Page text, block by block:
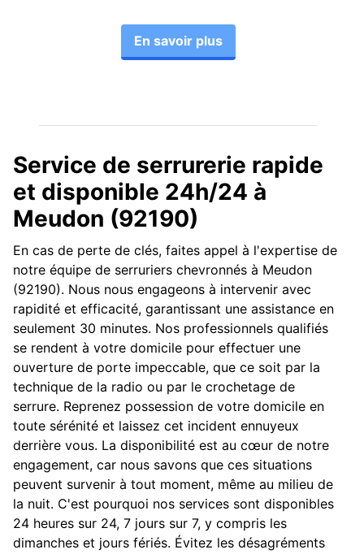
En savoir plus
Service de serrurerie rapide
et disponible 24h/24 à
Meudon (92190)
En cas de perte de clés, faites appel à l'expertise de
notre équipe de serruriers chevronnés à Meudon
(92190). Nous nous engageons à intervenir avec
rapidité et efficacité, garantissant une assistance en
seulement 30 minutes. Nos professionnels qualifiés
se rendent à votre domicile pour effectuer une
ouverture de porte impeccable, que ce soit par la
technique de la radio ou par le crochetage de
serrure. Reprenez possession de votre domicile en
toute sérénité et laissez cet incident ennuyeux
derrière vous. La disponibilité est au cœur de notre
engagement, car nous savons que ces situations
peuvent survenir à tout moment, même au milieu de
la nuit. C'est pourquoi nos services sont disponibles
24 heures sur 24, 7 jours sur 7, y compris les
dimanches et jours fériés. Évitez les désagréments